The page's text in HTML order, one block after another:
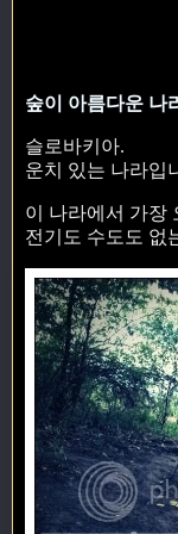
숲이 아름다운 나
슬로바키아.
운치 있는 나라입
이 나라에서 가장
전기도 수도도 없